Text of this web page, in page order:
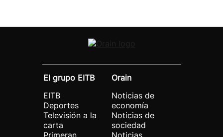
El grupo EITB
EITB
Deportes
Televisión a la
carta
Primeran
Orain
Noticias de
economía
Noticias de
sociedad
Noticias